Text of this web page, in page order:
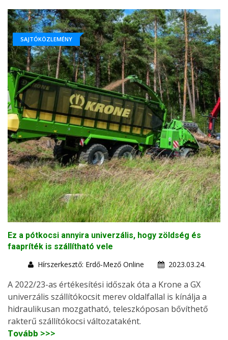
SAJTÓKÖZLEMÉNY
Ez a pótkocsi annyira univerzális, hogy zöldség és
faapríték is szállítható vele
Hírszerkesztő: Erdő-Mező Online
2023.03.24.
A 2022/23-as értékesítési időszak óta a Krone a GX
univerzális szállítókocsit merev oldalfallal is kínálja a
hidraulikusan mozgatható, teleszkóposan bővíthető
rakterű szállítókocsi változataként.
Tovább >>>